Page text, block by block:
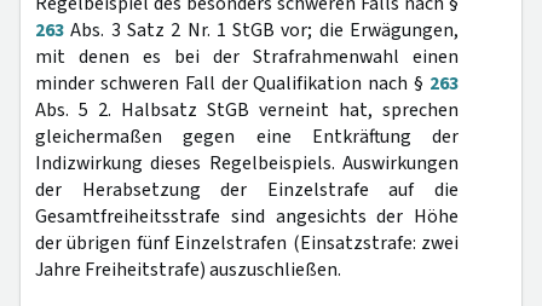
263 Abs. 3 Satz 2 Nr. 1 StGB vor; die Erwägungen,
mit denen es bei der Strafrahmenwahl einen
minder schweren Fall der Qualifikation nach § 263
Abs. 5 2. Halbsatz StGB verneint hat, sprechen
gleichermaßen gegen eine Entkräftung der
Indizwirkung dieses Regelbeispiels. Auswirkungen
der Herabsetzung der Einzelstrafe auf die
Gesamtfreiheitsstrafe sind angesichts der Höhe
der übrigen fünf Einzelstrafen (Einsatzstrafe: zwei
Jahre Freiheitstrafe) auszuschließen.